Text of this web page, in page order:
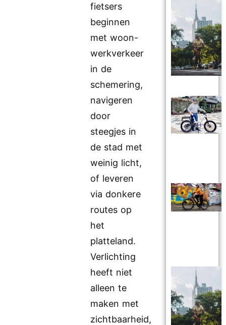
fietsers
beginnen
met woon-
werkverkeer
in de
schemering,
navigeren
door
steegjes in
de stad met
weinig licht,
of leveren
via donkere
routes op
het
platteland.
Verlichting
heeft niet
alleen te
maken met
zichtbaarheid,